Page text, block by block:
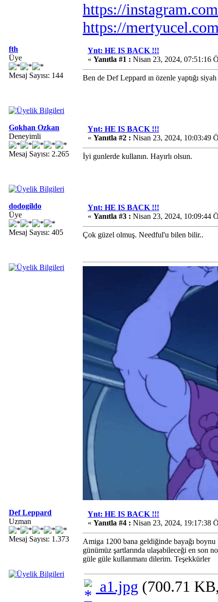
https://
https://
fth
Üye
Mesaj Sayısı: 144
Ynt: HE IS BACK !!!
« Yanıtla #1 : Nisan 23, 2024, 07:51:16
Ben de Def Leppard ın özenle yaptığı
Gokhan Ozkan
Deneyimli
Mesaj Sayısı: 2.265
Ynt: HE IS BACK !!!
« Yanıtla #2 : Nisan 23, 2024, 10:03:49
İyi gunlerde kullanın. Hayırlı olsun.
dodogildo
Üye
Mesaj Sayısı: 405
Ynt: HE IS BACK !!!
« Yanıtla #3 : Nisan 23, 2024, 10:09:44
Çok güzel olmuş. Needful'u bilen bilir..
Def Leppard
Uzman
Mesaj Sayısı: 1.373
Ynt: HE IS BACK !!!
« Yanıtla #4 : Nisan 23, 2024, 19:17:38
Amiga 1200 bana geldiğinde bayağı
günümüz şartlarında ulaşabileceği en son
güle güle kullanmanı dilerim. Teşekkürler
a1.jpg (700.71